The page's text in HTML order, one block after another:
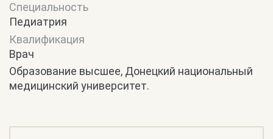
Специальность
Педиатрия
Квалификация
Врач
Образование высшее, Донецкий национальный
медицинский университет.